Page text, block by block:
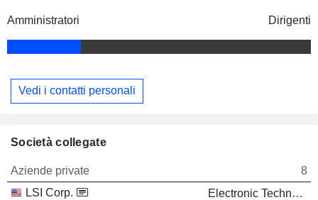
Amministratori Dirigenti
Vedi i contatti personali
Società collegate
Aziende private
8
LSI Corp.
Electronic Technology